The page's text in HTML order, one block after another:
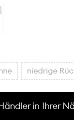
niedrige
in Ihrer